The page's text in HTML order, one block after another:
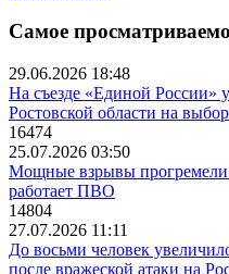
Самое
29.06.2026 18:48
На съезде «Единой России»
Ростовской области на
16474
25.07.2026 03:50
Мощные взрывы прогремели
работает ПВО
14804
27.07.2026 11:11
До восьми человек
после вражеской атаки на